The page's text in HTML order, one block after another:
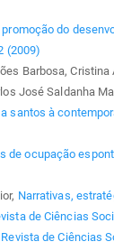
do
(2009)
Barbosa, Cristina
José Saldanha
santos à
de ocupação
Narrativas,
de Ciências
Revista de Ciências